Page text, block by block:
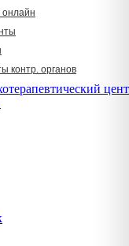
контр. органов